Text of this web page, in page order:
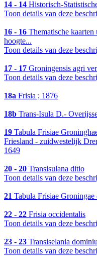
14 - 14 Historisch-
Toon details van deze
16 - 16 Thematische
hoogte...
Toon details van deze
17 - 17 Groningensis agri
Toon details van deze
18a Frisia ; 1876
18b Trans-Isula D.-
19 Tabula Frisiae
Friesland - zuidwestelijk
1649
20 - 20 Transisulana ditio
Toon details van deze
21 Tabula Frisiae
22 - 22 Frisia occidentalis
Toon details van deze
23 - 23 Transiselania
Toon details van deze